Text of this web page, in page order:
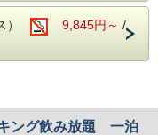
魅力あふれるレジャースポッ
れを優しく癒してくれます。
ムや卓球コーナーも完備！ご
ントにて事前予約制となりま
い。）
） 9,845円～ /
ング飲み放題 一泊